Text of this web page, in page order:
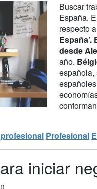
Buscar
España.
respecto
España’.
desde
año.
española,
Profesional
iniciar